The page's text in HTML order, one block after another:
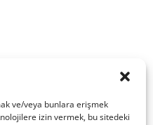
ve/veya bunlara erişmek
izin vermek, bu sitedeki